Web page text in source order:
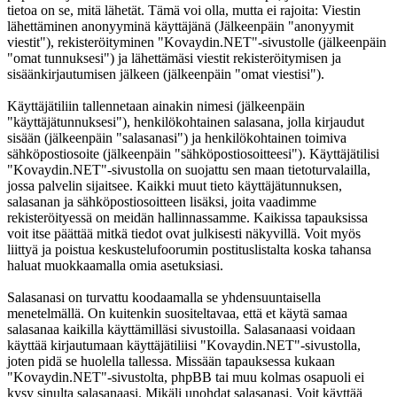
tietoa on se, mitä lähetät. Tämä voi olla, mutta ei rajoita: Viestin
lähettäminen anonyyminä käyttäjänä (Jälkeenpäin "anonyymit
viestit"), rekisteröityminen "Kovaydin.NET"-sivustolle (jälkeenpäin
"omat tunnuksesi") ja lähettämäsi viestit rekisteröitymisen ja
sisäänkirjautumisen jälkeen (jälkeenpäin "omat viestisi").
Käyttäjätiliin tallennetaan ainakin nimesi (jälkeenpäin
"käyttäjätunnuksesi"), henkilökohtainen salasana, jolla kirjaudut
sisään (jälkeenpäin "salasanasi") ja henkilökohtainen toimiva
sähköpostiosoite (jälkeenpäin "sähköpostiosoitteesi"). Käyttäjätilisi
"Kovaydin.NET"-sivustolla on suojattu sen maan tietoturvalailla,
jossa palvelin sijaitsee. Kaikki muut tieto käyttäjätunnuksen,
salasanan ja sähköpostiosoitteen lisäksi, joita vaadimme
rekisteröityessä on meidän hallinnassamme. Kaikissa tapauksissa
voit itse päättää mitkä tiedot ovat julkisesti näkyvillä. Voit myös
liittyä ja poistua keskustelufoorumin postituslistalta koska tahansa
haluat muokkaamalla omia asetuksiasi.
Salasanasi on turvattu koodaamalla se yhdensuuntaisella
menetelmällä. On kuitenkin suositeltavaa, että et käytä samaa
salasanaa kaikilla käyttämilläsi sivustoilla. Salasanaasi voidaan
käyttää kirjautumaan käyttäjätiliisi "Kovaydin.NET"-sivustolla,
joten pidä se huolella tallessa. Missään tapauksessa kukaan
"Kovaydin.NET"-sivustolta, phpBB tai muu kolmas osapuoli ei
kysy sinulta salasanaasi. Mikäli unohdat salasanasi. Voit käyttää